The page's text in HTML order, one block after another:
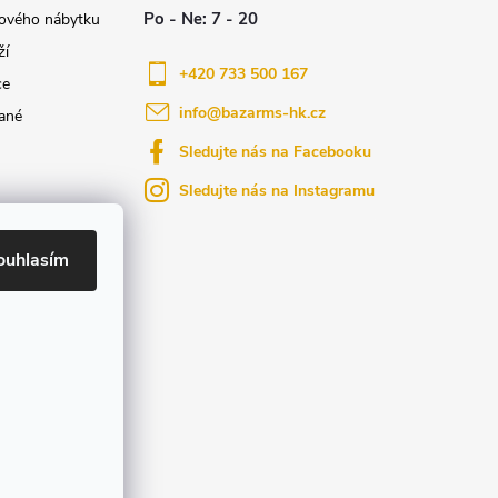
nábytku
info@bazarms-hk.cz
+420 733 500 167
Sledujte nás na Facebooku
Sledujte nás na Instagramu